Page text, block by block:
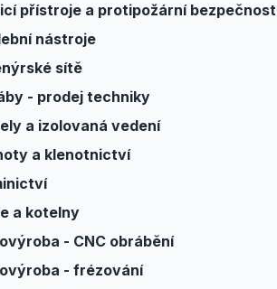
přístroje a protipožární bezpečnostní zařízení
nástroje
sítě
- prodej techniky
a izolovaná vedení
a klenotnictví
a kotelny
- CNC obrábění
- frézování